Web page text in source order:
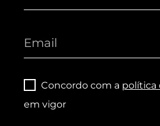
Concordo com a política
em vigor